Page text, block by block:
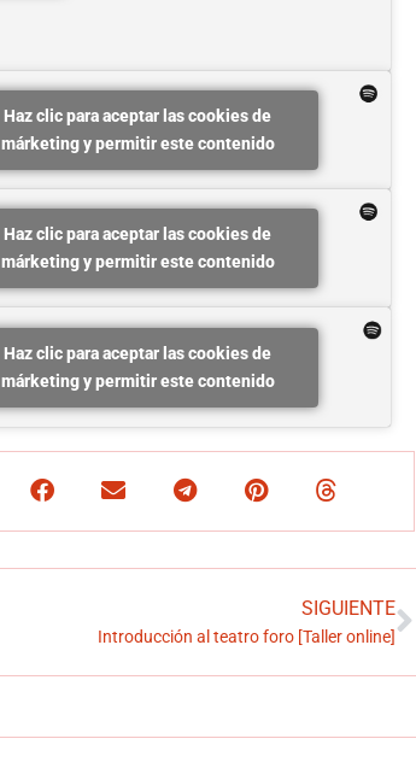
Haz clic para aceptar las cookies de
márketing y permitir este contenido
Haz clic para aceptar las cookies de
márketing y permitir este contenido
Haz clic para aceptar las cookies de
márketing y permitir este contenido
SIGUIENTE
Introducción al teatro foro [Taller online]